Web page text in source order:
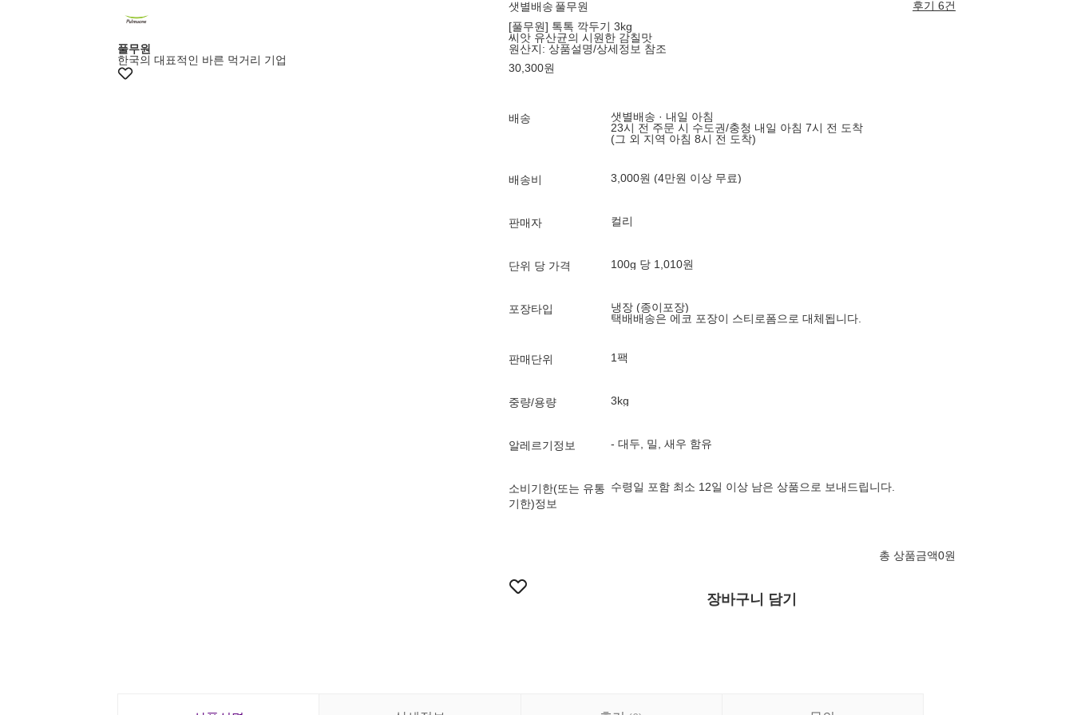
풀무원
한국의 대표적인 바른 먹거리 기업
샛별배송 풀무원
후기 6건
[풀무원] 톡톡 깍두기 3kg
씨앗 유산균의 시원한 감칠맛
원산지: 상품설명/상세정보 참조
30,300원
배송
샛별배송 · 내일 아침
23시 전 주문 시 수도권/충청 내일 아침 7시 전 도착
(그 외 지역 아침 8시 전 도착)
배송비 3,000원 (4만원 이상 무료)
판매자 컬리
단위 당 가격 100g 당 1,010원
포장타입
냉장 (종이포장)
택배배송은 에코 포장이 스티로폼으로 대체됩니다.
판매단위 1팩
중량/용량 3kg
알레르기정보 - 대두, 밀, 새우 함유
소비기한(또는 유통
기한)정보
수령일 포함 최소 12일 이상 남은 상품으로 보내드립니다.
총 상품금액0원
장바구니 담기